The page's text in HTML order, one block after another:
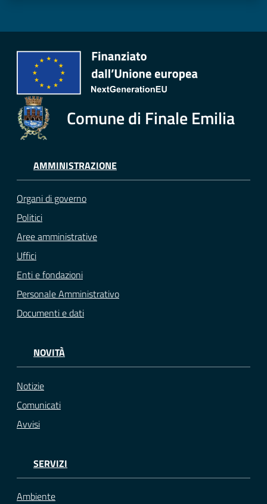
Comune di Finale Emilia
AMMINISTRAZIONE
Organi di governo
Politici
Aree amministrative
Uffici
Enti e fondazioni
Personale Amministrativo
Documenti e dati
NOVITÀ
Notizie
Comunicati
Avvisi
SERVIZI
Ambiente